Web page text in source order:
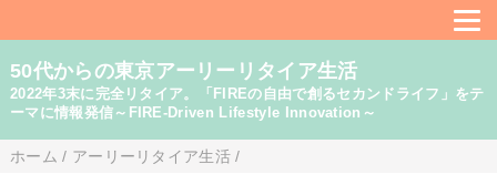
50代からの東京アーリーリタイア生活
2022年3末に完全リタイア。「FIREの自由で創るセカンドライフ」をテ
ーマに情報発信～FIRE-Driven Lifestyle Innovation～
ホーム / アーリーリタイア生活 /